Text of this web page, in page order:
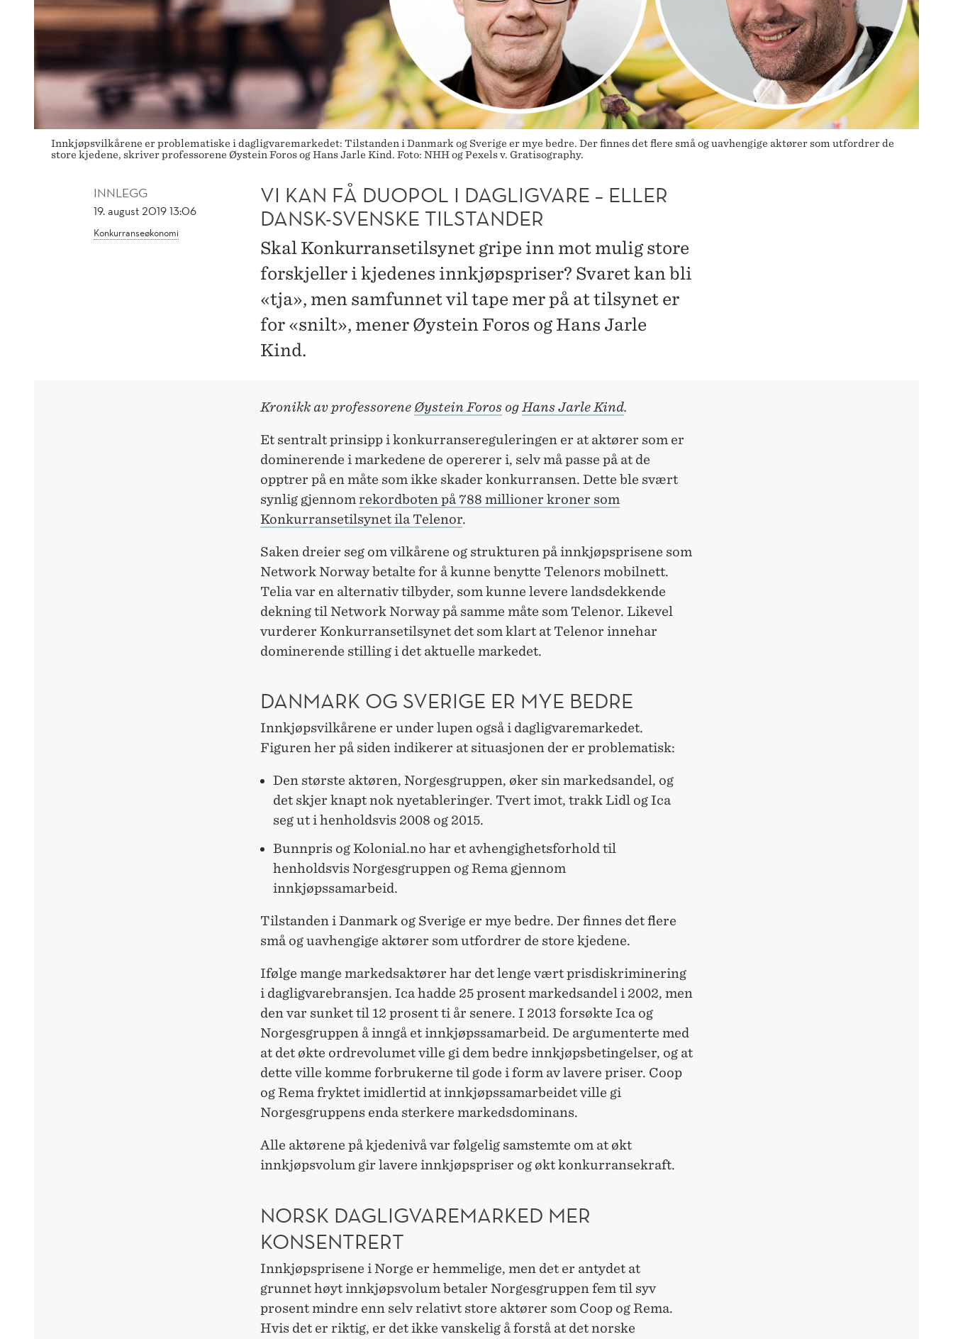
SVENSKE
TILSTANDER
Innkjøpsvilkårene er problematiske i dagligvaremarkedet: Tilstanden i Danmark og Sverige er mye bedre. Der finnes det flere små og uavhengige aktører som utfordrer de
store kjedene, skriver professorene Øystein Foros og Hans Jarle Kind. Foto: NHH og Pexels v. Gratisography.
INNLEGG
19. august 2019 13:06
Konkurranseøkonomi
VI KAN FÅ DUOPOL I DAGLIGVARE – ELLER
DANSK-SVENSKE TILSTANDER
Skal Konkurransetilsynet gripe inn mot mulig store
forskjeller i kjedenes innkjøpspriser? Svaret kan bli
«tja», men samfunnet vil tape mer på at tilsynet er
for «snilt», mener Øystein Foros og Hans Jarle
Kind.
Kronikk av professorene Øystein Foros og Hans Jarle Kind.
Et sentralt prinsipp i konkurransereguleringen er at aktører som er
dominerende i markedene de opererer i, selv må passe på at de
opptrer på en måte som ikke skader konkurransen. Dette ble svært
synlig gjennom rekordboten på 788 millioner kroner som
Konkurransetilsynet ila Telenor.
Saken dreier seg om vilkårene og strukturen på innkjøpsprisene som
Network Norway betalte for å kunne benytte Telenors mobilnett.
Telia var en alternativ tilbyder, som kunne levere landsdekkende
dekning til Network Norway på samme måte som Telenor. Likevel
vurderer Konkurransetilsynet det som klart at Telenor innehar
dominerende stilling i det aktuelle markedet.
DANMARK OG SVERIGE ER MYE BEDRE
Innkjøpsvilkårene er under lupen også i dagligvaremarkedet.
Figuren her på siden indikerer at situasjonen der er problematisk:
Den største aktøren, Norgesgruppen, øker sin markedsandel, og
det skjer knapt nok nyetableringer. Tvert imot, trakk Lidl og Ica
seg ut i henholdsvis 2008 og 2015.
Bunnpris og Kolonial.no har et avhengighetsforhold til
henholdsvis Norgesgruppen og Rema gjennom
innkjøpssamarbeid.
Tilstanden i Danmark og Sverige er mye bedre. Der finnes det flere
små og uavhengige aktører som utfordrer de store kjedene.
Ifølge mange markedsaktører har det lenge vært prisdiskriminering
i dagligvarebransjen. Ica hadde 25 prosent markedsandel i 2002, men
den var sunket til 12 prosent ti år senere. I 2013 forsøkte Ica og
Norgesgruppen å inngå et innkjøpssamarbeid. De argumenterte med
at det økte ordrevolumet ville gi dem bedre innkjøpsbetingelser, og at
dette ville komme forbrukerne til gode i form av lavere priser. Coop
og Rema fryktet imidlertid at innkjøpssamarbeidet ville gi
Norgesgruppens enda sterkere markedsdominans.
Alle aktørene på kjedenivå var følgelig samstemte om at økt
innkjøpsvolum gir lavere innkjøpspriser og økt konkurransekraft.
NORSK DAGLIGVAREMARKED MER
KONSENTRERT
Innkjøpsprisene i Norge er hemmelige, men det er antydet at
grunnet høyt innkjøpsvolum betaler Norgesgruppen fem til syv
prosent mindre enn selv relativt store aktører som Coop og Rema.
Hvis det er riktig, er det ikke vanskelig å forstå at det norske